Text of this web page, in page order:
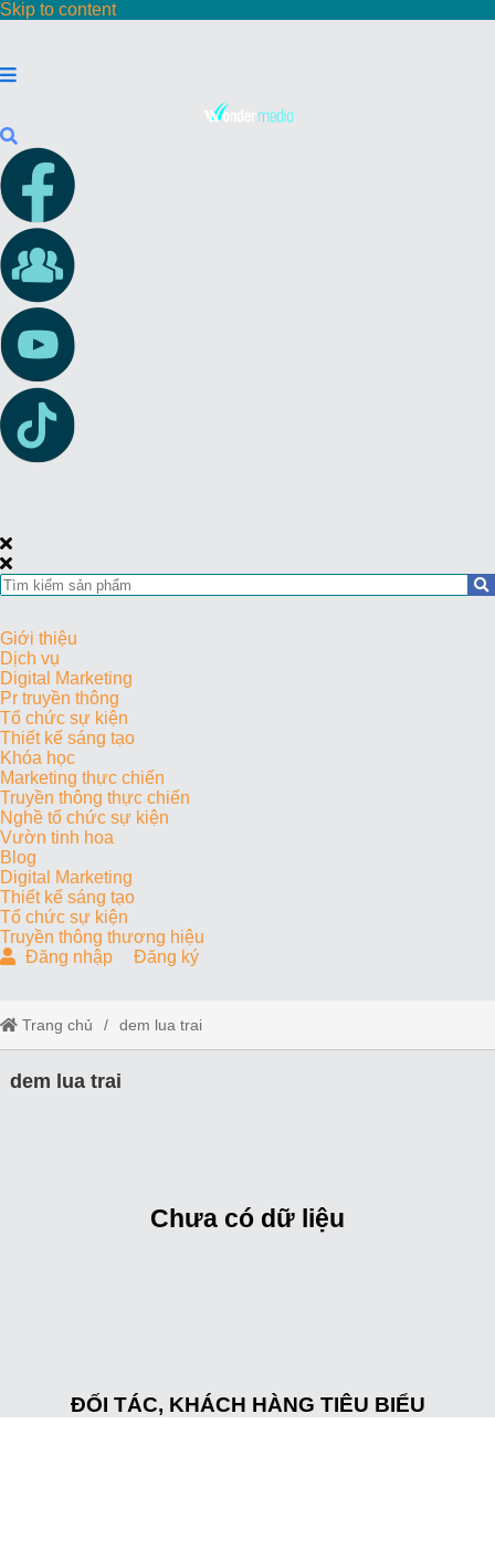
Skip to content
Giới thiệu
Dịch vụ
Digital Marketing
Pr truyền thông
Tổ chức sự kiện
Thiết kế sáng tạo
Khóa học
Marketing thực chiến
Truyền thông thực chiến
Nghề tổ chức sự kiện
Vườn tinh hoa
Blog
Digital Marketing
Thiết kế sáng tạo
Tổ chức sự kiện
Truyền thông thương hiệu
Đăng nhập
Đăng ký
Trang chủ dem lua trai
dem lua trai
Chưa có dữ liệu
ĐỐI TÁC, KHÁCH HÀNG TIÊU BIỂU